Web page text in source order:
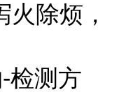
除烦，
测方